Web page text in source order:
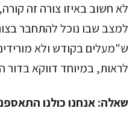
לא חשוב באיזו צורה זה
למצב שבו נוכל להתחבר
ש"מעלים בקודש ולא
לראות, במיוחד דווקא בדור
שאלה:אנחנו כולנו